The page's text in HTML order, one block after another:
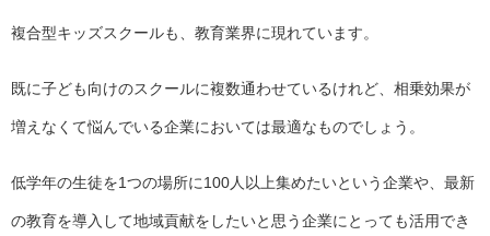
複合型キッズスクールも、教育業界に現れています。
既に子ども向けのスクールに複数通わせているけれど、相乗効果が
増えなくて悩んでいる企業においては最適なものでしょう。
低学年の生徒を1つの場所に100人以上集めたいという企業や、最新
の教育を導入して地域貢献をしたいと思う企業にとっても活用でき